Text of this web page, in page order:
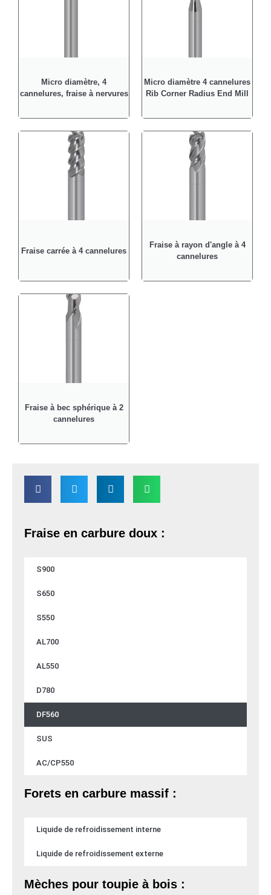
Micro diamètre, 4
cannelures, fraise à nervures
Micro diamètre 4 cannelures
Rib Corner Radius End Mill
Fraise carrée à 4 cannelures
Fraise à rayon d'angle à 4
cannelures
Fraise à bec sphérique à 2
cannelures
Fraise en carbure doux :
S900
S650
S550
AL700
AL550
D780
DF560
SUS
AC/CP550
Forets en carbure massif :
Liquide de refroidissement interne
Liquide de refroidissement externe
Mèches pour toupie à bois :